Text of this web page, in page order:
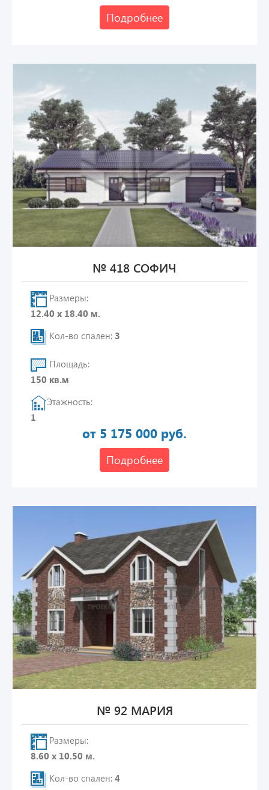
Подробнее
№ 418 СОФИЧ
Размеры:
12.40 х 18.40 м.
Кол-во спален: 3
Площадь:
150 кв.м
Этажность:
1
от 5 175 000 руб.
Подробнее
№ 92 МАРИЯ
Размеры:
8.60 х 10.50 м.
Кол-во спален: 4